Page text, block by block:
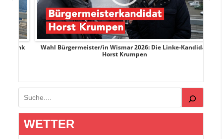
Wahl Bürgermeister/in Wismar 2026: Die Linke-Kandidat
Horst Krumpen
Suchen
WETTER